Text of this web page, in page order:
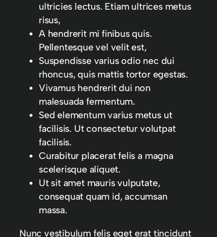
ultricies lectus. Etiam ultrices metus
risus,
A hendrerit mi finibus quis.
Pellentesque vel velit est,
Suspendisse varius odio nec dui
rhoncus, quis mattis tortor egestas.
Vivamus hendrerit dui non
malesuada fermentum.
Sed elementum varius metus ut
facilisis. Ut consectetur volutpat
facilisis.
Curabitur placerat felis a magna
scelerisque aliquet.
Ut sit amet mauris vulputate,
consequat quam id, accumsan
massa.
Nunc vestibulum felis eget erat tincidunt